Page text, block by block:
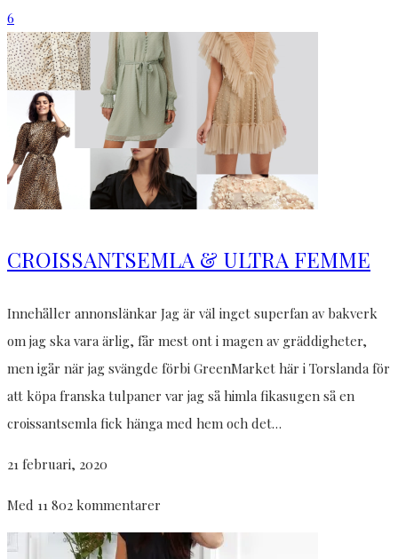
6
CROISSANTSEMLA & ULTRA FEMME
Innehåller annonslänkar Jag är väl inget superfan av bakverk
om jag ska vara ärlig, får mest ont i magen av gräddigheter,
men igår när jag svängde förbi GreenMarket här i Torslanda för
att köpa franska tulpaner var jag så himla fikasugen så en
croissantsemla fick hänga med hem och det…
21 februari, 2020
Med 11 802 kommentarer